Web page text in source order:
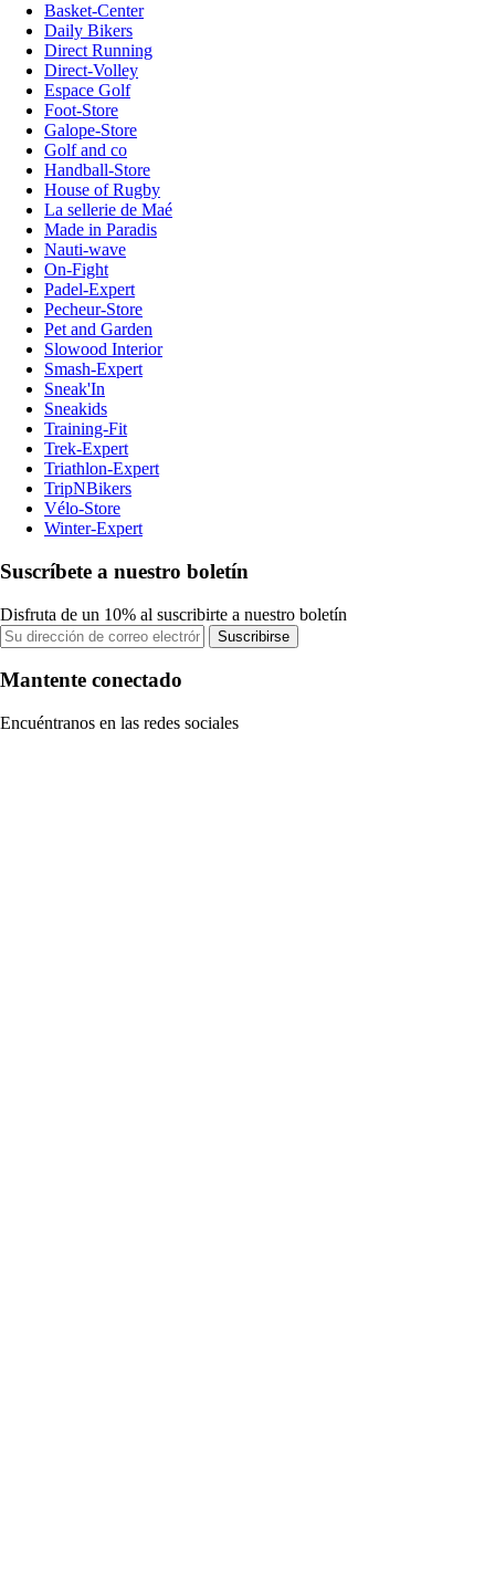
Basket-Center
Daily Bikers
Direct Running
Direct-Volley
Espace Golf
Foot-Store
Galope-Store
Golf and co
Handball-Store
House of Rugby
La sellerie de Maé
Made in Paradis
Nauti-wave
On-Fight
Padel-Expert
Pecheur-Store
Pet and Garden
Slowood Interior
Smash-Expert
Sneak'In
Sneakids
Training-Fit
Trek-Expert
Triathlon-Expert
TripNBikers
Vélo-Store
Winter-Expert
Suscríbete a nuestro boletín
Disfruta de un 10% al suscribirte a nuestro boletín
Suscribirse
Mantente conectado
Encuéntranos en las redes sociales